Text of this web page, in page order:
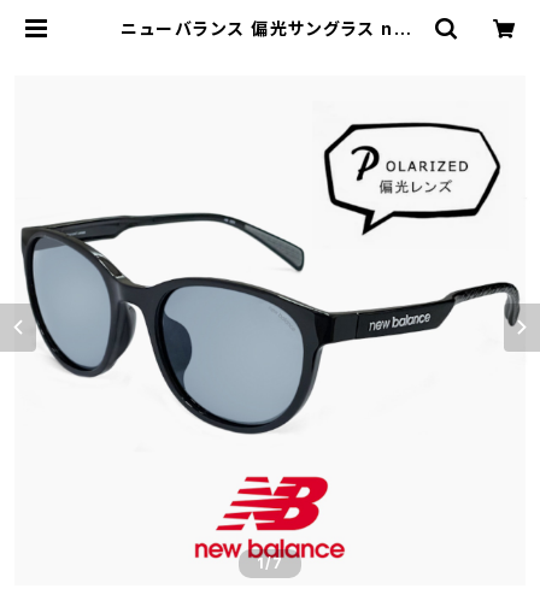
ニューバランス 偏光サングラス nbs
レディース ユニセックス モデル 黒 ブ
ラック フレーム | 【サングラスドッグ】
メガネ・サングラス・帽子 の 通販
1/7